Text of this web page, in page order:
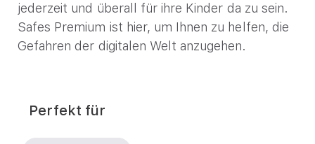
jederzeit und überall für ihre Kinder da zu sein.
Safes Premium ist hier, um Ihnen zu helfen, die
Gefahren der digitalen Welt anzugehen.
Perfekt für